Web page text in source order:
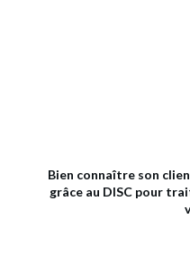
Bien connaître son
grâce au DISC pour